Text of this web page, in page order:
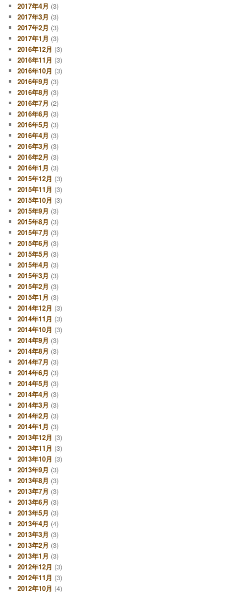
2017年4月 (3)
2017年3月 (3)
2017年2月 (3)
2017年1月 (3)
2016年12月 (3)
2016年11月 (3)
2016年10月 (3)
2016年9月 (3)
2016年8月 (3)
2016年7月 (2)
2016年6月 (3)
2016年5月 (3)
2016年4月 (3)
2016年3月 (3)
2016年2月 (3)
2016年1月 (3)
2015年12月 (3)
2015年11月 (3)
2015年10月 (3)
2015年9月 (3)
2015年8月 (3)
2015年7月 (3)
2015年6月 (3)
2015年5月 (3)
2015年4月 (3)
2015年3月 (3)
2015年2月 (3)
2015年1月 (3)
2014年12月 (3)
2014年11月 (3)
2014年10月 (3)
2014年9月 (3)
2014年8月 (3)
2014年7月 (3)
2014年6月 (3)
2014年5月 (3)
2014年4月 (3)
2014年3月 (3)
2014年2月 (3)
2014年1月 (3)
2013年12月 (3)
2013年11月 (3)
2013年10月 (3)
2013年9月 (3)
2013年8月 (3)
2013年7月 (3)
2013年6月 (3)
2013年5月 (3)
2013年4月 (4)
2013年3月 (3)
2013年2月 (3)
2013年1月 (3)
2012年12月 (3)
2012年11月 (3)
2012年10月 (4)